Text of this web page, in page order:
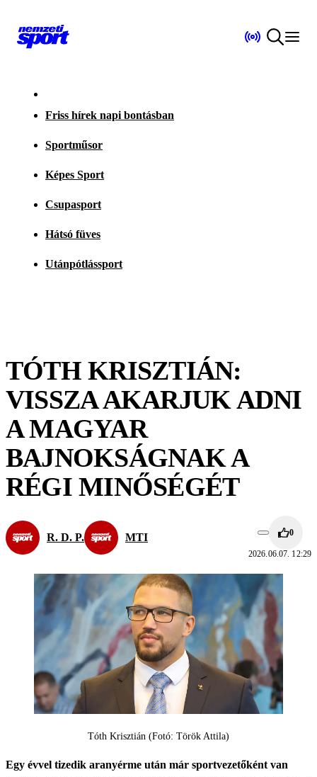
Friss hírek napi bontásban
Sportműsor
Képes Sport
Csupasport
Hátsó füves
Utánpótlássport
TÓTH KRISZTIÁN:
VISSZA AKARJUK ADNI
A MAGYAR
BAJNOKSÁGNAK A
RÉGI MINŐSÉGÉT
R. D. P. MTI 0
2026.06.07. 12:29
Tóth Krisztián (Fotó: Török Attila)
Egy évvel tizedik aranyérme után már sportvezetőként van